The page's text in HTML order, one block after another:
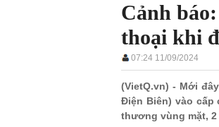
Cảnh
thoại khi
07:24 11/09/2024
(VietQ.vn) - Mới
Điện Biên) vào
thương vùng mặt,